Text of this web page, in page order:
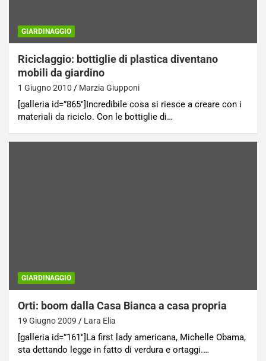
GIARDINAGGIO
Riciclaggio: bottiglie di plastica diventano
mobili da giardino
1 Giugno 2010 Marzia Giupponi
[galleria id=”865″]Incredibile cosa si riesce a creare con i
materiali da riciclo. Con le bottiglie di…
GIARDINAGGIO
Orti: boom dalla Casa Bianca a casa propria
19 Giugno 2009 Lara Elia
[galleria id=”161″]La first lady americana, Michelle Obama,
sta dettando legge in fatto di verdura e ortaggi.…